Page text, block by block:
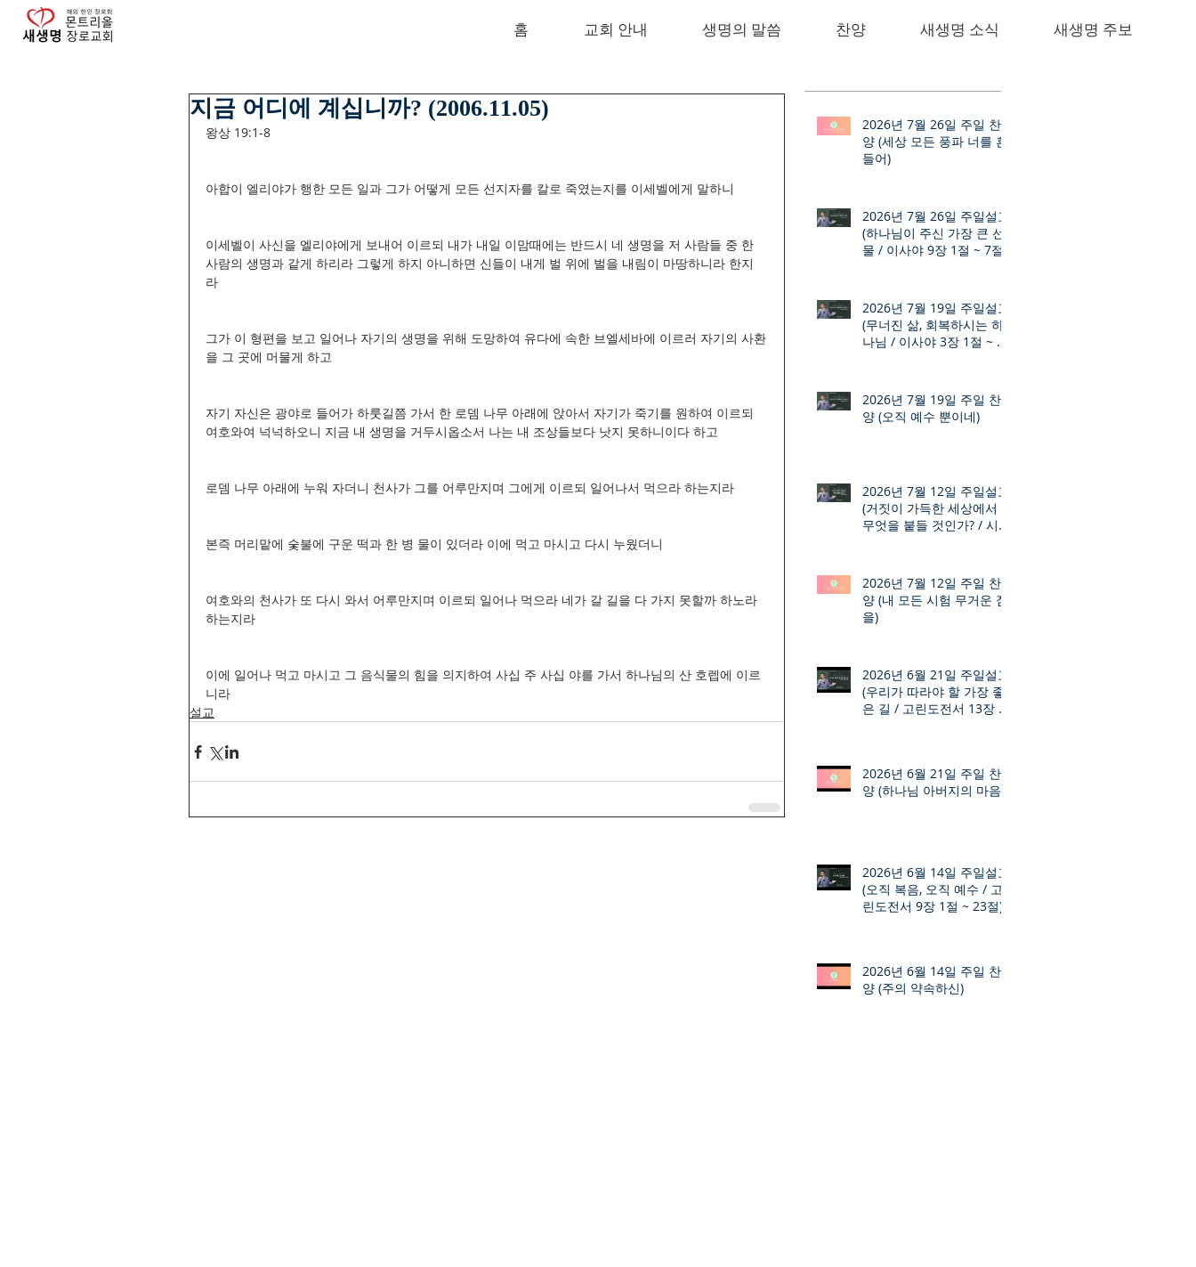
홈 교회 안내 생명의 말씀 찬양 새생명 소식 새생명 주보
지금 어디에 계십니까? (2006.11.05)
왕상 19:1-8
아합이 엘리야가 행한 모든 일과 그가 어떻게 모든 선지자를 칼로 죽였는지를 이세벨에게 말하니
이세벨이 사신을 엘리야에게 보내어 이르되 내가 내일 이맘때에는 반드시 네 생명을 저 사람들 중 한
사람의 생명과 같게 하리라 그렇게 하지 아니하면 신들이 내게 벌 위에 벌을 내림이 마땅하니라 한지
라
그가 이 형편을 보고 일어나 자기의 생명을 위해 도망하여 유다에 속한 브엘세바에 이르러 자기의 사환
을 그 곳에 머물게 하고
자기 자신은 광야로 들어가 하룻길쯤 가서 한 로뎀 나무 아래에 앉아서 자기가 죽기를 원하여 이르되
여호와여 넉넉하오니 지금 내 생명을 거두시옵소서 나는 내 조상들보다 낫지 못하니이다 하고
로뎀 나무 아래에 누워 자더니 천사가 그를 어루만지며 그에게 이르되 일어나서 먹으라 하는지라
본즉 머리맡에 숯불에 구운 떡과 한 병 물이 있더라 이에 먹고 마시고 다시 누웠더니
여호와의 천사가 또 다시 와서 어루만지며 이르되 일어나 먹으라 네가 갈 길을 다 가지 못할까 하노라
하는지라
이에 일어나 먹고 마시고 그 음식물의 힘을 의지하여 사십 주 사십 야를 가서 하나님의 산 호렙에 이르
니라
설교
2026년 7월 26일 주일 찬
양 (세상 모든 풍파 너를 흔
들어)
2026년 7월 26일 주일설교
(하나님이 주신 가장 큰 선
물 / 이사야 9장 1절 ~ 7절)
2026년 7월 19일 주일설교
(무너진 삶, 회복하시는 하
나님 / 이사야 3장 1절 ~ 12
2026년 7월 19일 주일 찬
양 (오직 예수 뿐이네)
2026년 7월 12일 주일설교
(거짓이 가득한 세상에서
무엇을 붙들 것인가? / 시편
2026년 7월 12일 주일 찬
양 (내 모든 시험 무거운 짐
을)
2026년 6월 21일 주일설교
(우리가 따라야 할 가장 좋
은 길 / 고린도전서 13장 1
2026년 6월 21일 주일 찬
양 (하나님 아버지의 마음)
2026년 6월 14일 주일설교
(오직 복음, 오직 예수 / 고
린도전서 9장 1절 ~ 23절)
2026년 6월 14일 주일 찬
양 (주의 약속하신)